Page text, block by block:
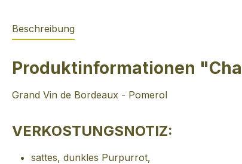
Beschreibung
Produktinformationen
Grand Vin de Bordeaux - Pomerol
VERKOSTUNGSNOTIZ:
sattes, dunkles Purpurrot,